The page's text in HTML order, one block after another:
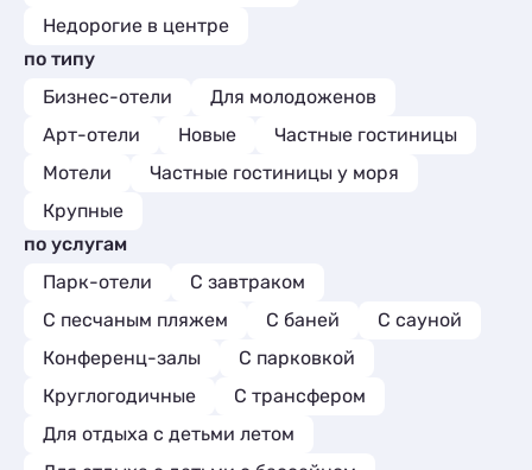
Недорогие в центре
по типу
Бизнес-отели
Для молодоженов
Арт-отели
Новые
Частные гостиницы
Мотели
Частные гостиницы у моря
Крупные
по услугам
Парк-отели
С завтраком
С песчаным пляжем
С баней
С сауной
Конференц-залы
С парковкой
Круглогодичные
С трансфером
Для отдыха с детьми летом